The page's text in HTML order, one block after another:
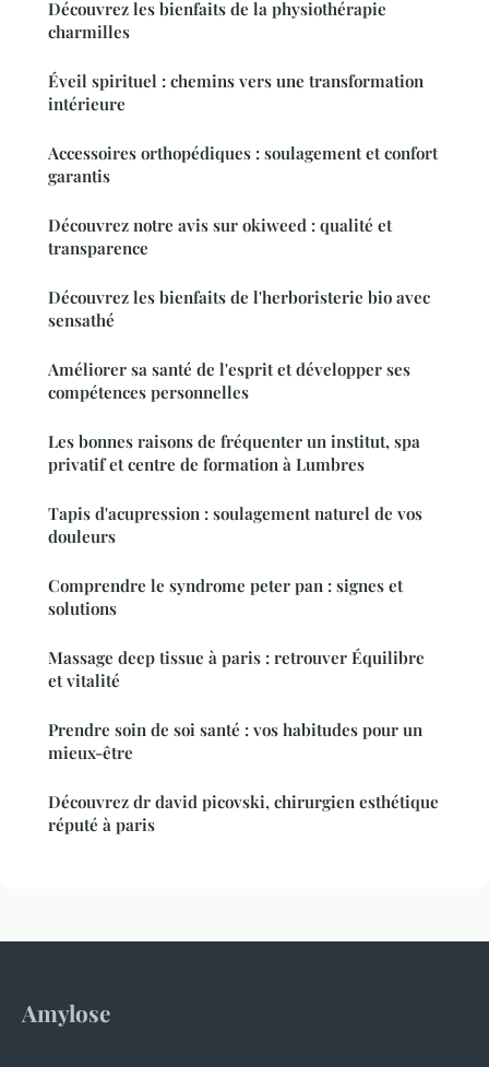
Découvrez les bienfaits de la physiothérapie
charmilles
Éveil spirituel : chemins vers une transformation
intérieure
Accessoires orthopédiques : soulagement et confort
garantis
Découvrez notre avis sur okiweed : qualité et
transparence
Découvrez les bienfaits de l'herboristerie bio avec
sensathé
Améliorer sa santé de l'esprit et développer ses
compétences personnelles
Les bonnes raisons de fréquenter un institut, spa
privatif et centre de formation à Lumbres
Tapis d'acupression : soulagement naturel de vos
douleurs
Comprendre le syndrome peter pan : signes et
solutions
Massage deep tissue à paris : retrouver Équilibre
et vitalité
Prendre soin de soi santé : vos habitudes pour un
mieux-être
Découvrez dr david picovski, chirurgien esthétique
réputé à paris
Amylose